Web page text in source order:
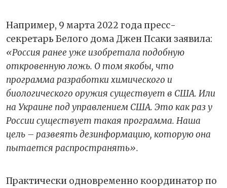
Например, 9 марта 2022 года пресс-
секретарь Белого дома Джен Псаки заявила:
«Россия ранее уже изобретала подобную
откровенную ложь. О том якобы, что
программа разработки химического и
биологического оружия существует в США. Или
на Украине под управлением США. Это как раз у
России существует такая программа. Наша
цель – развеять дезинформацию, которую она
пытается распространять».
Практически одновременно координатор по